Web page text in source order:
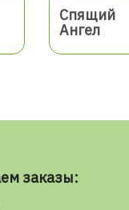
Спящий
Ангел
заказы: